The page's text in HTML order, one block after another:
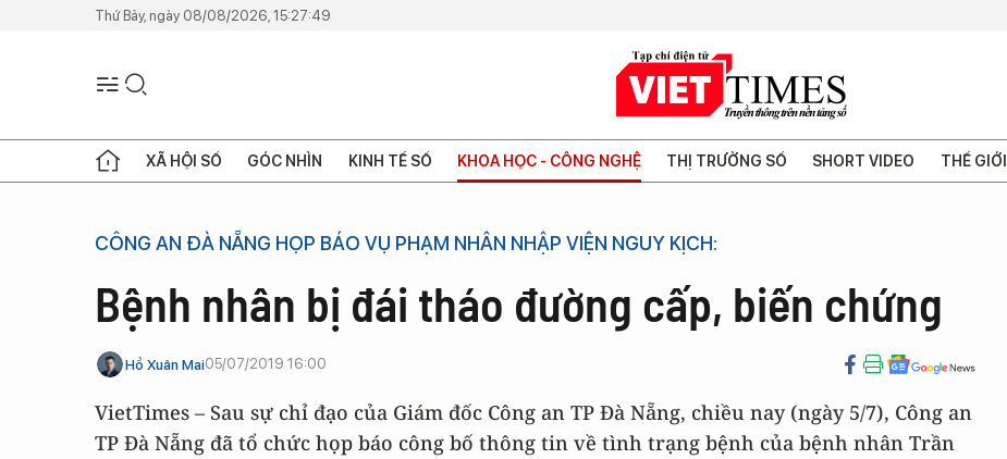
Thứ Bảy, ngày 08/08/2026, 15:27:49
XÃ HỘI SỐ GÓC NHÌN KINH TẾ SỐ KHOA HỌC - CÔNG NGHỆ THỊ TRƯỜNG SỐ SHORT VIDEO THẾ GIỚI
CÔNG AN ĐÀ NẴNG HỌP BÁO VỤ PHẠM NHÂN NHẬP VIỆN NGUY KỊCH:
Bệnh nhân bị đái tháo đường cấp, biến chứng
Hồ Xuân Mai05/07/2019 16:00
VietTimes – Sau sự chỉ đạo của Giám đốc Công an TP Đà Nẵng, chiều nay (ngày 5/7), Công an
TP Đà Nẵng đã tổ chức họp báo công bố thông tin về tình trạng bệnh của bệnh nhân Trần